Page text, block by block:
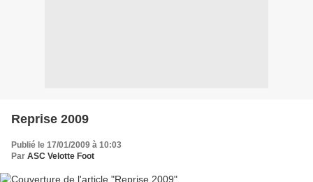
Reprise 2009
Publié le 17/01/2009 à 10:03
Par ASC Velotte Foot